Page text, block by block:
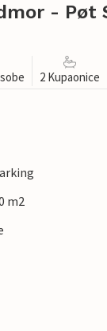
- Pøt
2 Kupaonice
m2